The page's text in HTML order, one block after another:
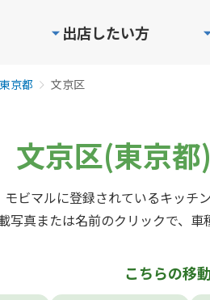
出店したい方
東京都 文京区
文京区(東京都)
モビマルに登録されているキッチ
写真または名前のクリックで、
こちらの移